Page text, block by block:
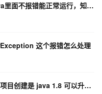
html;charset=UTF-8");
root directory
= WEB-INF/velocity/
root directory
pyflink1.15 同样的代码报错，在java里面不报错能正常运行，知道是什么原因吗
这个报错怎么处理
请问下。 函数计算。 spring 那个。项目创建是 java 1.8 可以升级到 11么